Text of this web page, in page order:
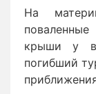
На
крыши у
погибший